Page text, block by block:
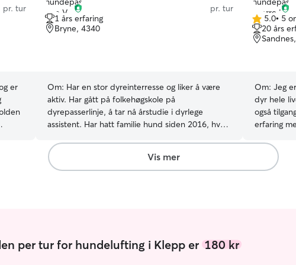
pr. tur
er
pr. tur
1 års erfaring
Bryne, 4340
Om: Har en stor dyreinterresse og liker å være
aktiv. Har gått på folkehøgskole på
dyrepasserlinje, å tar nå årstudie i dyrlege
assistent. Har hatt familie hund siden 2016, hvor
ut å har 2 katter i egent eie. Ettersom jeg ikke
har hund lengre i egent hus, passer det meg fint
å få litt nye turpartnere. Jeg er veldig fleksibel,
5.0
av
5
5.0• 5
20 års
Om: Jeg
dyr hele
også
erfaring
sammen
fjell, og
fysisk
en
er jeg fra
Vis mer
per tur for hundelufting i Klepp er 180 kr